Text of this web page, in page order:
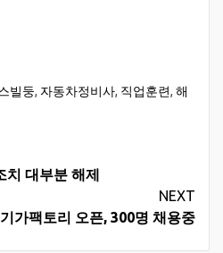
빌둥, 자동차정비사, 직업훈련, 해
치 대부분 해제
NEXT
가팩토리 오픈, 300명 채용중